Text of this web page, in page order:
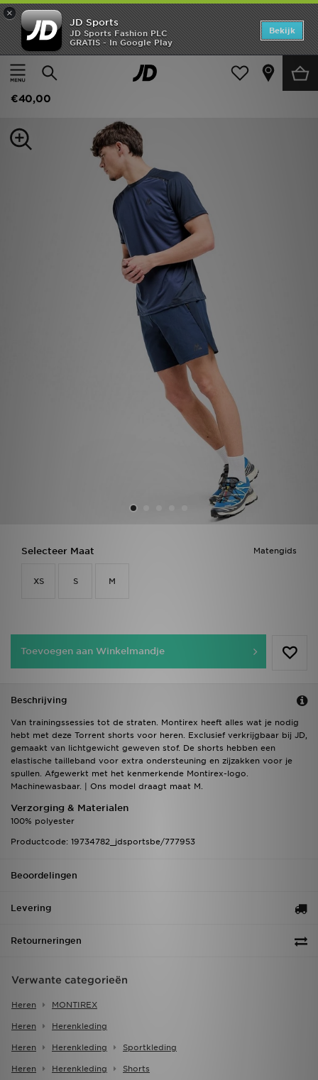
×
JD Sports
JD Sports Fashion PLC
GRATIS - In Google Play
Bekijk
Thuis
Heren Herenkleding Sportkleding
MONTIREX Torrent Shorts
€40,00
Matengids
Selecteer Maat
XS S M
Toevoegen aan Winkelmandje
Beschrijving
Van trainingssessies tot de straten. Montirex heeft alles wat je nodig
hebt met deze Torrent shorts voor heren. Exclusief verkrijgbaar bij JD,
gemaakt van lichtgewicht geweven stof. De shorts hebben een
elastische tailleband voor extra ondersteuning en zijzakken voor je
spullen. Afgewerkt met het kenmerkende Montirex-logo.
Machinewasbaar. | Ons model draagt maat M.
Verzorging & Materialen
100% polyester
Productcode: 19734782_jdsportsbe/777953
Beoordelingen
Levering
Retourneringen
Verwante categorieën
Heren MONTIREX
Heren Herenkleding
Heren Herenkleding Sportkleding
Heren Herenkleding Shorts
Home
Offers
Dames